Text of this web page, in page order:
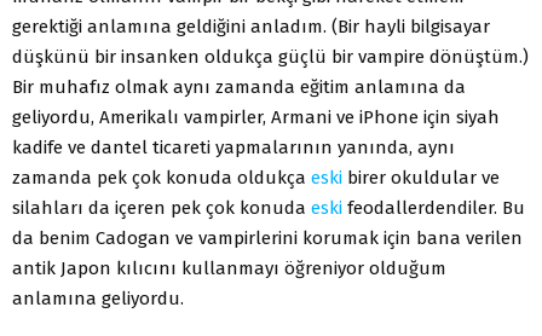
gerektiği anlamına geldiğini anladım. (Bir hayli bilgisayar
düşkünü bir insanken oldukça güçlü bir vampire dönüştüm.)
Bir muhafız olmak aynı zamanda eğitim anlamına da
geliyordu, Amerikalı vampirler, Armani ve iPhone için siyah
kadife ve dantel ticareti yapmalarının yanında, aynı
zamanda pek çok konuda oldukça eski birer okuldular ve
silahları da içeren pek çok konuda eski feodallerdendiler. Bu
da benim Cadogan ve vampirlerini korumak için bana verilen
antik Japon kılıcını kullanmayı öğreniyor olduğum
anlamına geliyordu.